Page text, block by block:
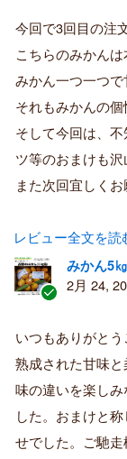
証
済
み
購
者
今回で3回目の注
こちらのみかんは
みかん一つ一つで
それもみかんの個
そして今回は、
ツ等のおまけも沢
また次回宜しく
レビュー全文を読
証
済
み
購
者
みかん5
2月 24,
いつもありがと
熟成された甘味
味の違いを楽し
した。おまけと
せでした。ご馳走